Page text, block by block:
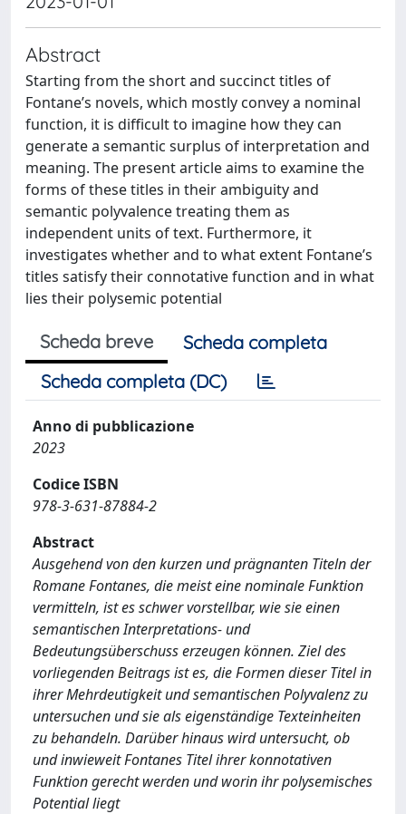
Abstract
Starting from the short and succinct titles of
Fontane’s novels, which mostly convey a nominal
function, it is difficult to imagine how they can
generate a semantic surplus of interpretation and
meaning. The present article aims to examine the
forms of these titles in their ambiguity and
semantic polyvalence treating them as
independent units of text. Furthermore, it
investigates whether and to what extent Fontane’s
titles satisfy their connotative function and in what
lies their polysemic potential
Scheda breve
Scheda completa
Scheda completa (DC)
Anno di pubblicazione
2023
Codice ISBN
978-3-631-87884-2
Abstract
Ausgehend von den kurzen und prägnanten Titeln der
Romane Fontanes, die meist eine nominale Funktion
vermitteln, ist es schwer vorstellbar, wie sie einen
semantischen Interpretations- und
Bedeutungsüberschuss erzeugen können. Ziel des
vorliegenden Beitrags ist es, die Formen dieser Titel in
ihrer Mehrdeutigkeit und semantischen Polyvalenz zu
untersuchen und sie als eigenständige Texteinheiten
zu behandeln. Darüber hinaus wird untersucht, ob
und inwieweit Fontanes Titel ihrer konnotativen
Funktion gerecht werden und worin ihr polysemisches
Potential liegt